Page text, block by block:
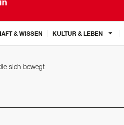
& WISSEN KULTUR & LEBEN
sich bewegt